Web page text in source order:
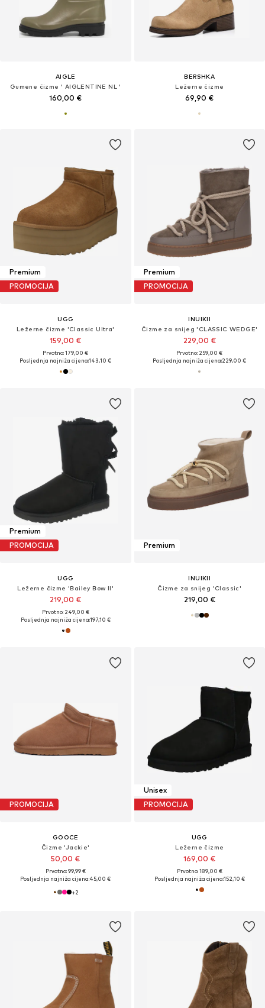
AIGLE
Gumene čizme ' AIGLENTINE NL '
160,00 €
BERSHKA
Ležerne čizme
69,90 €
Premium
PROMOCIJA
UGG
Ležerne čizme 'Classic Ultra'
159,00 €
Prvotno: 179,00 €
Posljednja najniža cijena:143,10 €
Premium
PROMOCIJA
INUIKII
Čizme za snijeg 'CLASSIC WEDGE'
229,00 €
Prvotno: 259,00 €
Posljednja najniža cijena:229,00 €
Premium
PROMOCIJA
UGG
Ležerne čizme 'Bailey Bow II'
219,00 €
Prvotno: 249,00 €
Posljednja najniža cijena:197,10 €
Premium
INUIKII
Čizme za snijeg 'Classic'
219,00 €
PROMOCIJA
GOOCE
Čizme 'Jackie'
50,00 €
Prvotno: 99,99 €
Posljednja najniža cijena:45,00 €
+2
Unisex
PROMOCIJA
UGG
Ležerne čizme
169,00 €
Prvotno: 189,00 €
Posljednja najniža cijena:152,10 €